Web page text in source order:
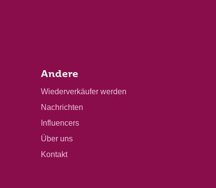
Andere
Wiederverkäufer werden
Nachrichten
Influencers
Über uns
Kontakt